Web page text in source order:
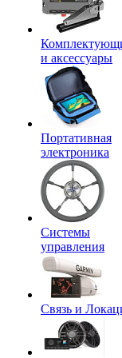
и аксессуары
Портативная
электроника
Системы
управления
Связь и